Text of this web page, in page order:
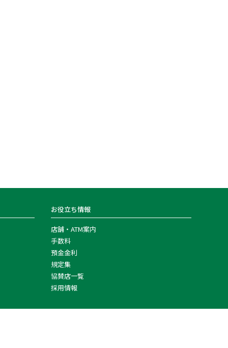
お役立ち情報
店舗・ATM案内
手数料
預金金利
規定集
協賛店一覧
採用情報